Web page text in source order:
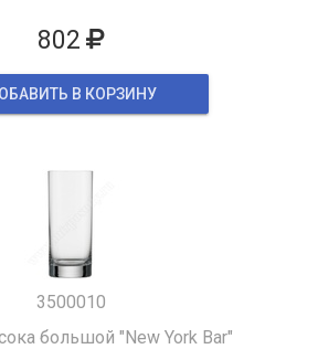
802
В КОРЗИНУ
3500010
большой "New York Bar"